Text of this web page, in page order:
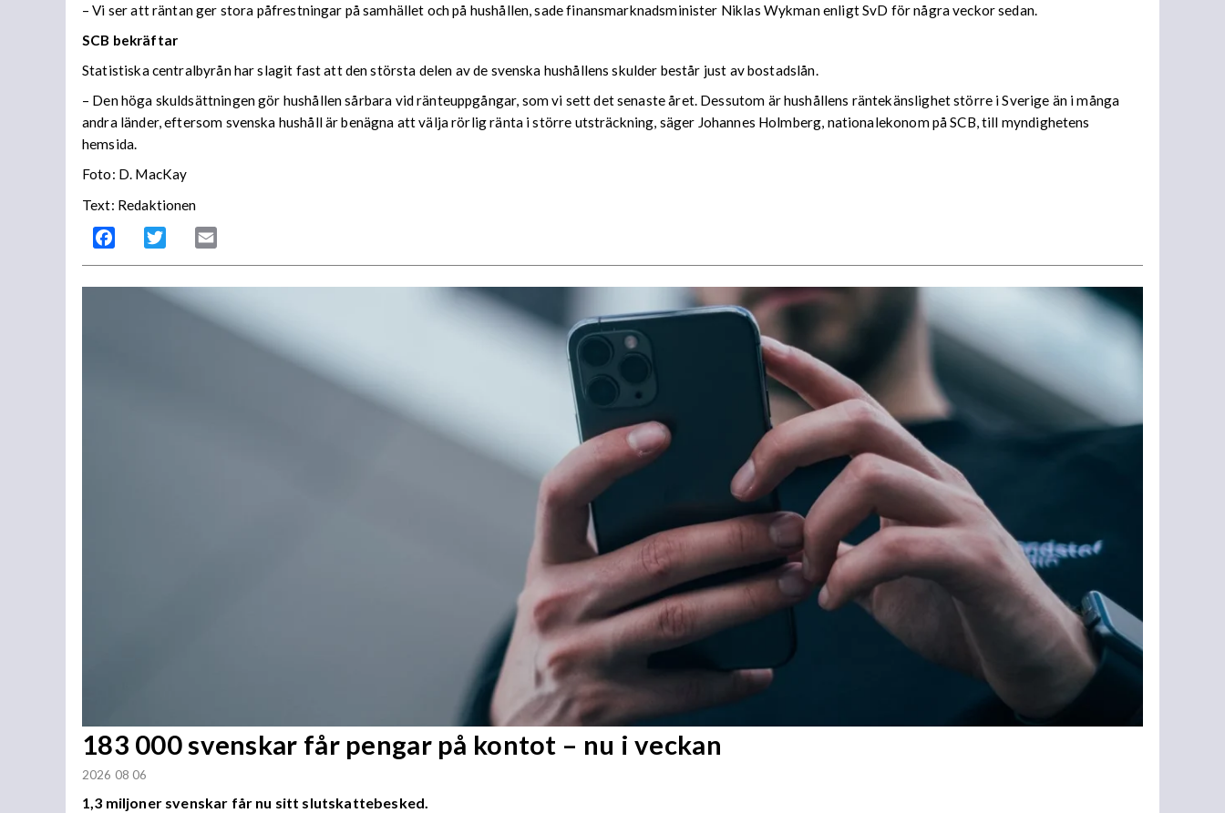
– Vi ser att räntan ger stora påfrestningar på samhället och på hushållen, sade finansmarknadsminister Niklas Wykman enligt SvD för några veckor sedan.
SCB bekräftar
Statistiska centralbyrån har slagit fast att den största delen av de svenska hushållens skulder består just av bostadslån.
– Den höga skuldsättningen gör hushållen sårbara vid ränteuppgångar, som vi sett det senaste året. Dessutom är hushållens räntekänslighet större i Sverige än i många
andra länder, eftersom svenska hushåll är benägna att välja rörlig ränta i större utsträckning, säger Johannes Holmberg, nationalekonom på SCB, till myndighetens
hemsida.
Foto: D. MacKay
Text: Redaktionen
Facebook Twitter
183 000 svenskar får pengar på kontot – nu i veckan
2026 08 06
1,3 miljoner svenskar får nu sitt slutskattebesked.